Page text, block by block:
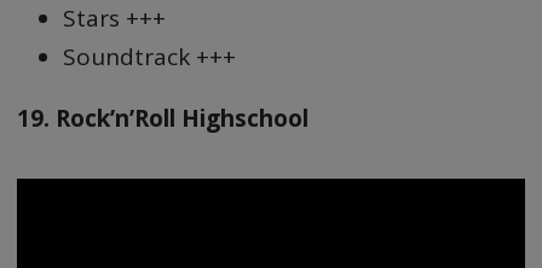
Stars +++
Soundtrack +++
19. Rock’n’Roll Highschool